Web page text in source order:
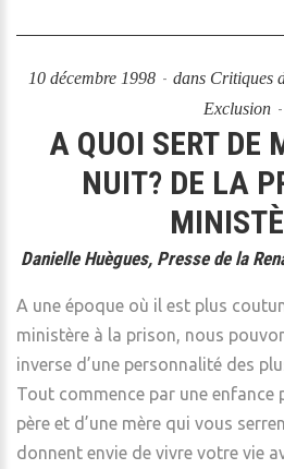
10 décembre 1998 dans Critiques
Exclusion
A QUOI SERT DE
NUIT? DE LA
Danielle Huègues, Presse de la
A une époque où il est plus
ministère à la prison, nous
inverse d’une personnalité des
Tout commence par une enfance
père et d’une mère qui vous
donnent envie de vivre votre vie